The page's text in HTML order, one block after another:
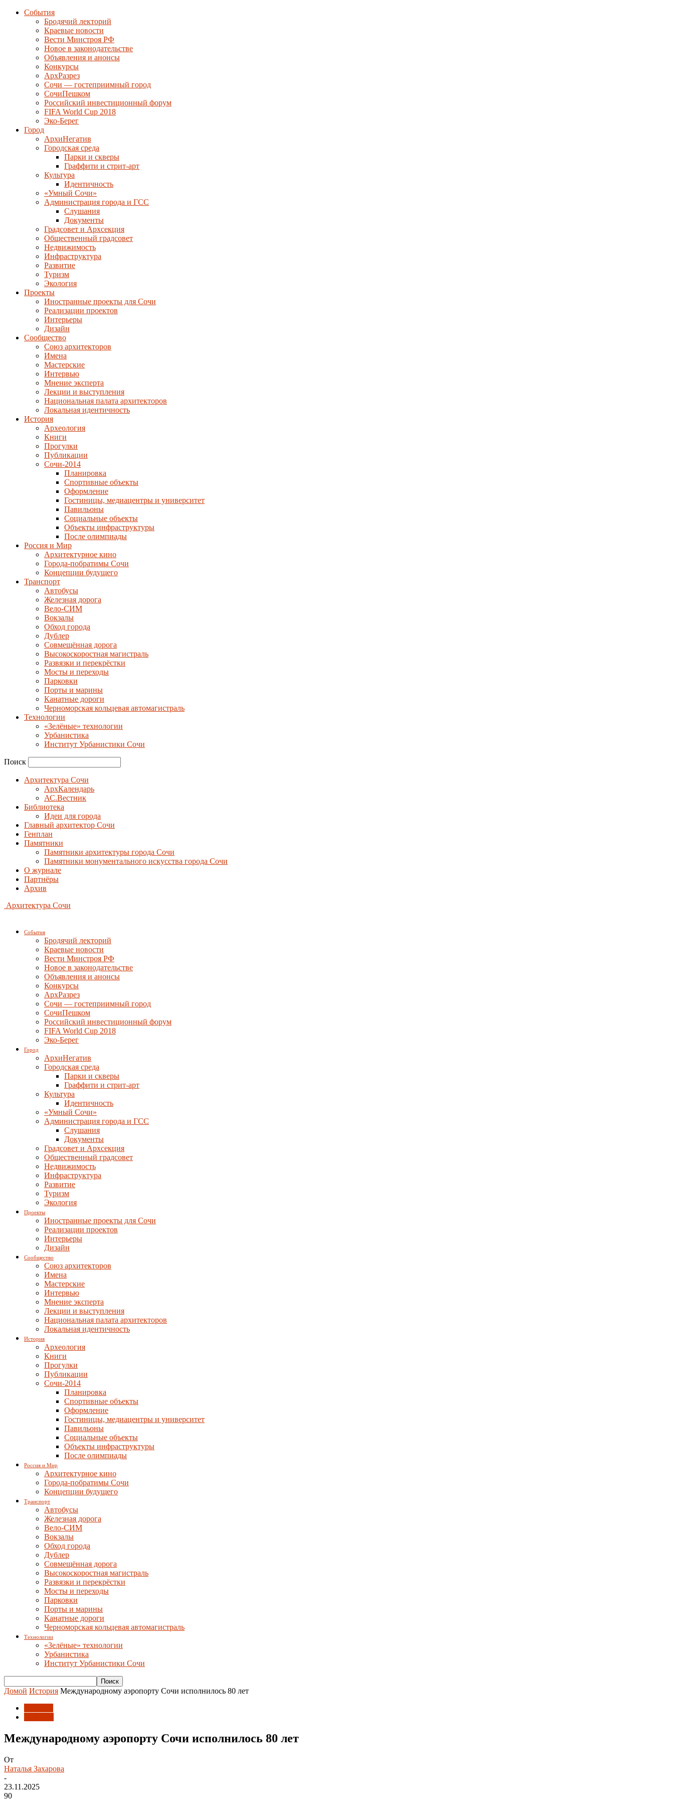
События
Бродячий лекторий
Краевые новости
Вести Минстроя РФ
Новое в законодательстве
Объявления и анонсы
Конкурсы
АрхРазрез
Сочи — гостеприимный город
СочиПешком
Российский инвестиционный форум
FIFA World Cup 2018
Эко-Берег
Город
АрхиНегатив
Городская среда
Парки и скверы
Граффити и стрит-арт
Культура
Идентичность
«Умный Сочи»
Администрация города и ГСС
Слушания
Документы
Градсовет и Архсекция
Общественный градсовет
Недвижимость
Инфраструктура
Развитие
Туризм
Экология
Проекты
Иностранные проекты для Сочи
Реализации проектов
Интерьеры
Дизайн
Сообщество
Союз архитекторов
Имена
Мастерские
Интервью
Мнение эксперта
Лекции и выступления
Национальная палата архитекторов
Локальная идентичность
История
Археология
Книги
Прогулки
Публикации
Сочи-2014
Планировка
Спортивные объекты
Оформление
Гостиницы, медиацентры и университет
Павильоны
Социальные объекты
Объекты инфраструктуры
После олимпиады
Россия и Мир
Архитектурное кино
Города-побратимы Сочи
Концепции будущего
Транспорт
Автобусы
Железная дорога
Вело-СИМ
Вокзалы
Обход города
Дублер
Совмещённая дорога
Высокоскоростная магистраль
Развязки и перекрёстки
Мосты и переходы
Парковки
Порты и марины
Канатные дороги
Черноморская кольцевая автомагистраль
Технологии
«Зелёные» технологии
Урбанистика
Институт Урбанистики Сочи
Поиск
Архитектура Сочи
АрхКалендарь
АС.Вестник
Библиотека
Идеи для города
Главный архитектор Сочи
Генплан
Памятники
Памятники архитектуры города Сочи
Памятники монументального искусства города Сочи
О журнале
Партнёры
Архив
Архитектура Сочи
События
Бродячий лекторий
Краевые новости
Вести Минстроя РФ
Новое в законодательстве
Объявления и анонсы
Конкурсы
АрхРазрез
Сочи — гостеприимный город
СочиПешком
Российский инвестиционный форум
FIFA World Cup 2018
Эко-Берег
Город
АрхиНегатив
Городская среда
Парки и скверы
Граффити и стрит-арт
Культура
Идентичность
«Умный Сочи»
Администрация города и ГСС
Слушания
Документы
Градсовет и Архсекция
Общественный градсовет
Недвижимость
Инфраструктура
Развитие
Туризм
Экология
Проекты
Иностранные проекты для Сочи
Реализации проектов
Интерьеры
Дизайн
Сообщество
Союз архитекторов
Имена
Мастерские
Интервью
Мнение эксперта
Лекции и выступления
Национальная палата архитекторов
Локальная идентичность
История
Археология
Книги
Прогулки
Публикации
Сочи-2014
Планировка
Спортивные объекты
Оформление
Гостиницы, медиацентры и университет
Павильоны
Социальные объекты
Объекты инфраструктуры
После олимпиады
Россия и Мир
Архитектурное кино
Города-побратимы Сочи
Концепции будущего
Транспорт
Автобусы
Железная дорога
Вело-СИМ
Вокзалы
Обход города
Дублер
Совмещённая дорога
Высокоскоростная магистраль
Развязки и перекрёстки
Мосты и переходы
Парковки
Порты и марины
Канатные дороги
Черноморская кольцевая автомагистраль
Технологии
«Зелёные» технологии
Урбанистика
Институт Урбанистики Сочи
Домой История Международному аэропорту Сочи исполнилось 80 лет
Международному аэропорту Сочи исполнилось 80 лет
От
Наталья Захарова
-
23.11.2025
90